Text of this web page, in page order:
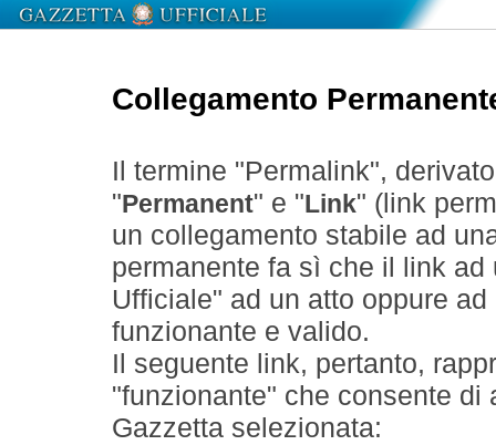
Collegamento
Il termine "Permalink",
" Permanent" e " Link" (link
un collegamento stabile ad
permanente fa sì che il link
Ufficiale" ad un atto oppure
funzionante e valido.
Il seguente link, pertanto,
"funzionante" che consente
Gazzetta selezionata: